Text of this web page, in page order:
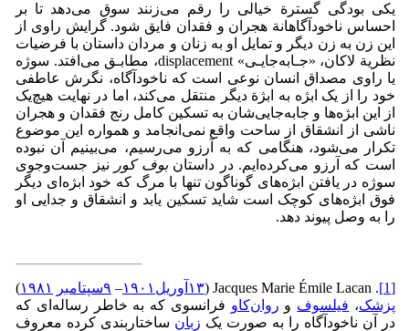
یکی بودگی گسترة خیالی را رقم می‌زنند سوق می‌دهد تا بر
احساس ناخودآگاهانة هجران و فقدان فایق شود. گرایش راوی از
این زن به زن دیگر و تمایل او به زنان و مردان داستان با فرضیات
نظریة لاکان، «جـابه‌جایـی» displacement، مطابـق می‌افتد. سوژه
یا راوی مصداق انسان نوعی است که ناخودآگاه، نگرش عاطفی
خود را از یک ابژه به ابژة دیگر منتقل می‌کند، اما در نهایت هیچ‌یک
از این ابژه‌ها و جابه‌جایی‌شان به تسکین کامل رنج فقدان و هجران
ناشی از انشقاق از ساحت واقع نمی‌انجامد و همواره این موضوع
تکرار می‌شود، هنگامی که به آرزو می‌رسیم، می‌بینیم آن نبوده
است که آرزو می‌کرده‌ایم. در داستانبوف کور
نیز جست‌و‌جوی
سوژه در یافتن ابژه‌های گوناگون تنها با مرگ که خود ابژه‌ای دیگر
فوق ابژه‌های کوچک است شاید تسکین یابد و انشقاق و جدایی او
را به وصل پیوند دهد.
[1]
. Jacques Marie Émile Lacan ( ۱۳‌آوریل ۱۹۰۱‌– ۹‌سپتامبر ۱۹۸۱)
پزشک، فیلسوف و روان‌کاو فرانسوی که به خاطر رساله‌‌ای که
در آن ناخودآگاه را به صورت یک زبان ساختاربندی کرده معروف